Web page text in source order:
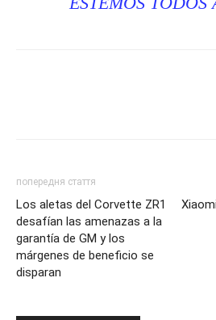
попередня стаття
Los aletas del Corvette ZR1
desafían las amenazas a la
garantía de GM y los
márgenes de beneficio se
disparan